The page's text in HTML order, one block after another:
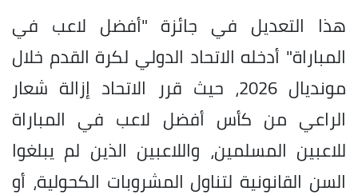
هذا التعديل في جائزة "أفضل لاعب في
المباراة" أدخله الاتحاد الدولي لكرة القدم خلال
مونديال 2026، حيث قرر الاتحاد إزالة شعار
الراعي من كأس أفضل لاعب في المباراة
للاعبين المسلمين، واللاعبين الذين لم يبلغوا
السن القانونية لتناول المشروبات الكحولية، أو